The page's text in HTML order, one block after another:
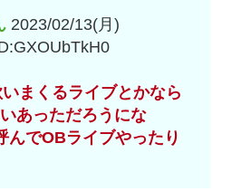
2023/02/13(月)
まくるライブとかなら
あっただろうにな
んでOBライブやったり